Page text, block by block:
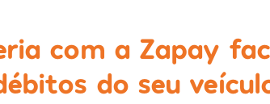
com a Zapay
do seu